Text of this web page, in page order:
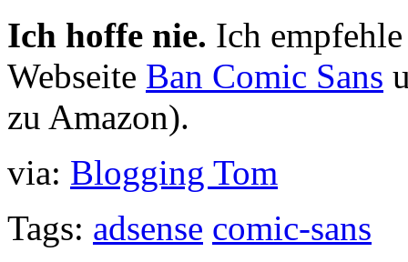
Ich hoffe nie. Ich
Webseite Ban Comic Sans
zu Amazon).
via: Blogging Tom
Tags: adsense comic-sans